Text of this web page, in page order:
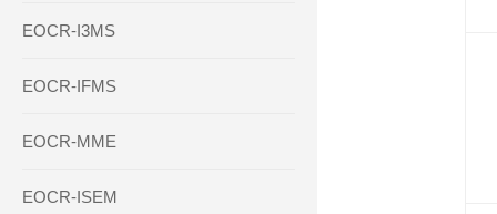
EOCR-I3MS
EOCR-IFMS
EOCR-MME
EOCR-ISEM